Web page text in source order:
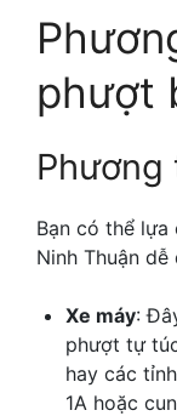
phượt
Phương
Bạn có thể
Ninh Thuận dễ
Xe máy:
phượt tự
hay các
1A hoặc